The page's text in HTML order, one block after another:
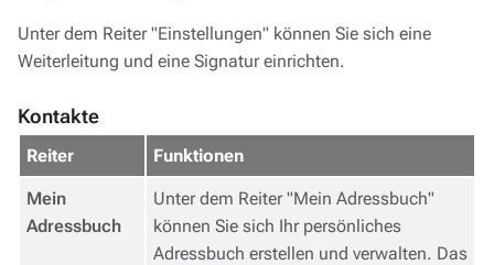
Unter dem Reiter "Einstellungen" können Sie sich eine
Weiterleitung und eine Signatur einrichten.
Kontakte
Reiter Funktionen
Mein
Adressbuch
Unter dem Reiter "Mein Adressbuch"
können Sie sich Ihr persönliches
Adressbuch erstellen und verwalten. Das